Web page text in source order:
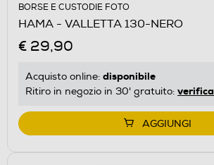
BORSE E CUSTODIE FOTO
HAMA - VALLETTA 130-NERO
€ 29,90
Acquisto online: disponibile
Ritiro in negozio in 30' gratuito: verifica
AGGIUNGI